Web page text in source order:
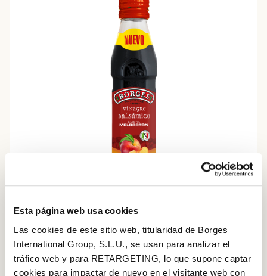
Esta página web usa cookies
Las cookies de este sitio web, titularidad de Borges
International Group, S.L.U., se usan para analizar el
tráfico web y para RETARGETING, lo que supone captar
cookies para impactar de nuevo en el visitante web con
Vinagre balsámico sabor a melocotón
Añadir al carrito